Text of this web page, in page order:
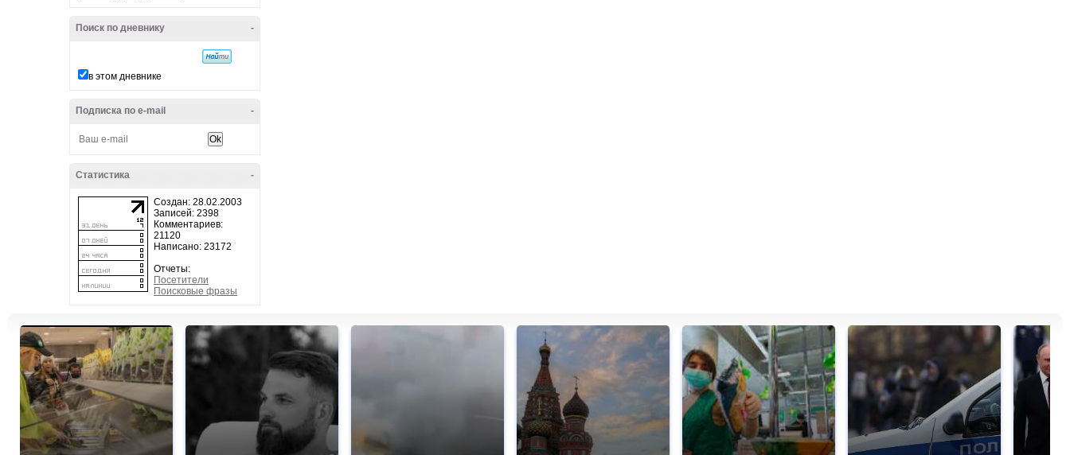
-
Поиск по дневнику
в этом дневнике
-
Подписка по e-mail
-
Статистика
Создан: 28.02.2003
Записей: 2398
Комментариев:
21120
Написано: 23172
Отчеты:
Посетители
Поисковые фразы